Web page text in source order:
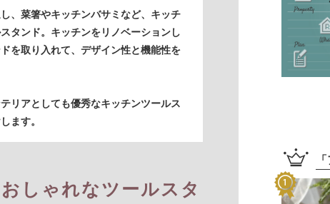
、菜箸やキッチンバサミなど、キッチ
タンド。キッチンをリノベーションし
を取り入れて、デザイン性と機能性を
リアとしても優秀なキッチンツールス
ます。
しゃれなツールスタ
「